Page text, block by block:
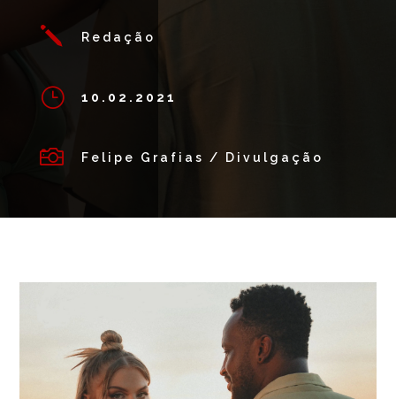
j Redação
} 10.02.2021
 Felipe Grafias / Divulgação